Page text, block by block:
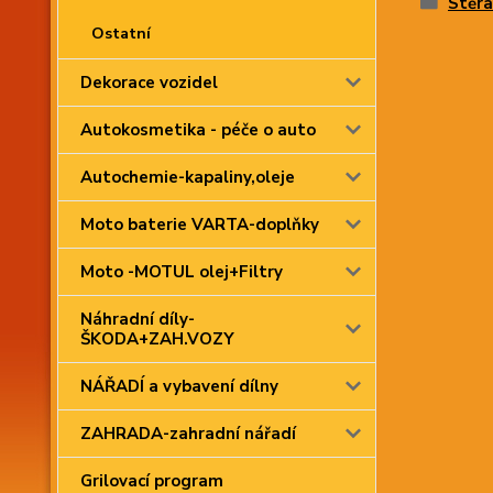
Ostatní
Dekorace vozidel
Autokosmetika - péče o auto
Autochemie-kapaliny,oleje
Moto baterie VARTA-doplňky
Moto -MOTUL olej+Filtry
Náhradní díly-
ŠKODA+ZAH.VOZY
NÁŘADÍ a vybavení dílny
ZAHRADA-zahradní nářadí
Grilovací program